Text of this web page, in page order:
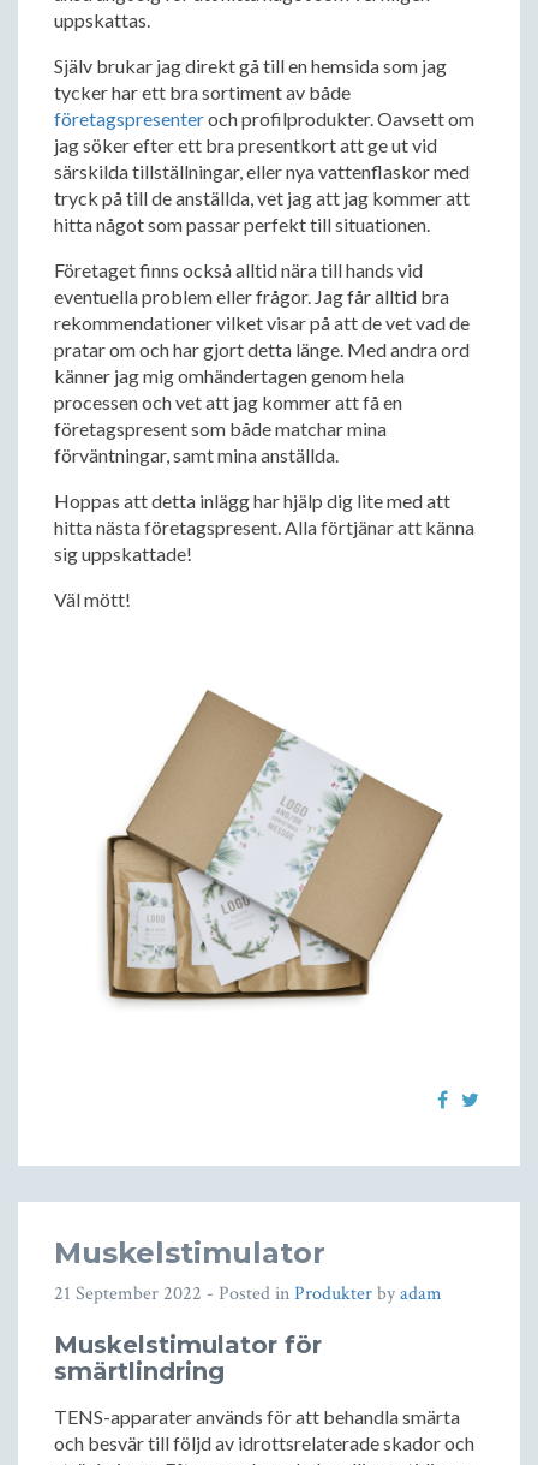
uppskattas.
Själv brukar jag direkt gå till en hemsida som jag
tycker har ett bra sortiment av både
företagspresenteroch profilprodukter. Oavsett om
jag söker efter ett bra presentkort att ge ut vid
särskilda tillställningar, eller nya vattenflaskor med
tryck på till de anställda, vet jag att jag kommer att
hitta något som passar perfekt till situationen.
Företaget finns också alltid nära till hands vid
eventuella problem eller frågor. Jag får alltid bra
rekommendationer vilket visar på att de vet vad de
pratar om och har gjort detta länge. Med andra ord
känner jag mig omhändertagen genom hela
processen och vet att jag kommer att få en
företagspresent som både matchar mina
förväntningar, samt mina anställda.
Hoppas att detta inlägg har hjälp dig lite med att
hitta nästa företagspresent. Alla förtjänar att känna
sig uppskattade!
Väl mött!
Muskelstimulator
21 September 2022 - Posted inProdukterbyadam
Muskelstimulator för
smärtlindring
TENS-apparater används för att behandla smärta
och besvär till följd av idrottsrelaterade skador och